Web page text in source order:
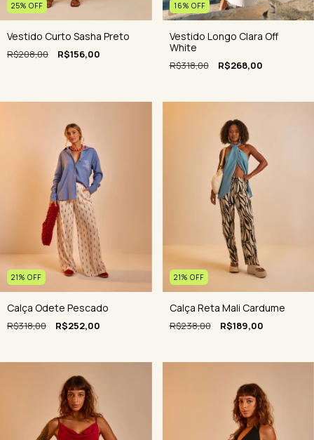
25% OFF
Vestido Curto Sasha Preto
R$208,00 R$156,00
16% OFF
Vestido Longo Clara Off
White
R$318,00 R$268,00
21% OFF
Calça Odete Pescado
R$318,00 R$252,00
21% OFF
Calça Reta Mali Cardume
R$238,00 R$189,00